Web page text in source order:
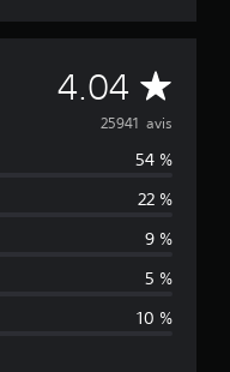
4.04 M
o
y
e
n
n
25941 avis
54 %
22 %
9 %
5 %
10 %